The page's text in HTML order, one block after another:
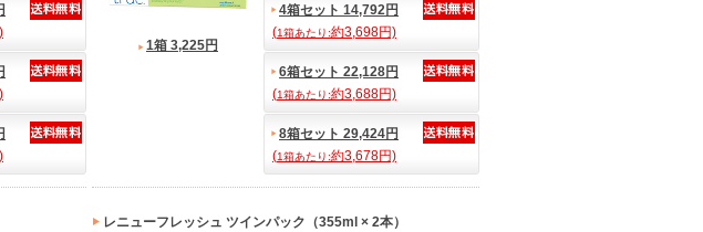
1箱 3,225円
4箱セット 14,792円
(1箱あたり:約3,698円)
6箱セット 22,128円
(1箱あたり:約3,688円)
8箱セット 29,424円
(1箱あたり:約3,678円)
レニューフレッシュ ツインパック（355ml × 2本）